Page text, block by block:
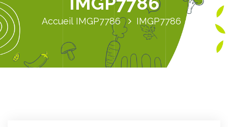
Accueil IMGP7786 IMGP7786